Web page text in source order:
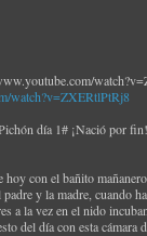
watch?v=ZXERtlPtRj8
día 1# ¡Nació por
hoy con el bañito
y la madre, cuando
a la vez en el nido
del día con esta